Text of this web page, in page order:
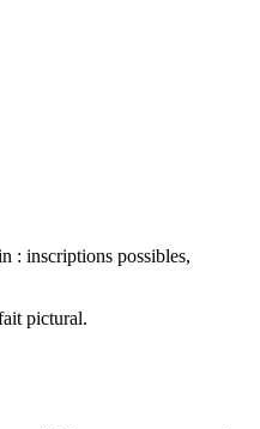
: inscriptions possibles,
pictural.